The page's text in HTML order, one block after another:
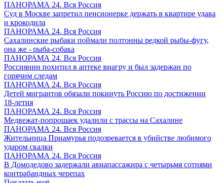
ПАНОРАМА 24. Вся Россия
Суд в Москве запретил пенсионерке держать в квартире удава
и крокодила
ПАНОРАМА 24. Вся Россия
Сахалинские рыбаки поймали полтонны редкой рыбы-фугу,
она же - рыба-собака
ПАНОРАМА 24. Вся Россия
Россиянин похитил в аптеке виагру и был задержан по
горячим следам
ПАНОРАМА 24. Вся Россия
Детей мигрантов обязали покинуть Россию по достижении
18-летия
ПАНОРАМА 24. Вся Россия
Медвежат-попрошаек удалили с трассы на Сахалине
ПАНОРАМА 24. Вся Россия
Жительница Приамурья подозревается в убийстве любимого
ударом скалки
ПАНОРАМА 24. Вся Россия
В Домодедово задержали авиапассажира с четырьмя сотнями
контрабандных черепах